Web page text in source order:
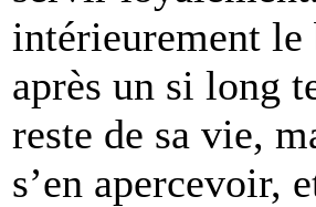
intérieurement
après un si long
reste de sa vie,
s’en apercevoir,